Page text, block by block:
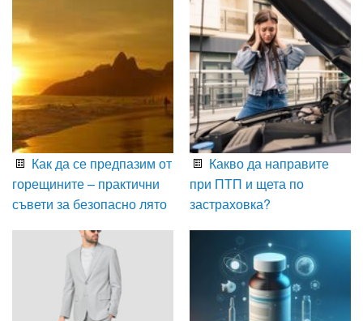
Как да се предпазим от
горещините – практични
съвети за безопасно лято
Какво да направите
при ПТП и щета по
застраховка?